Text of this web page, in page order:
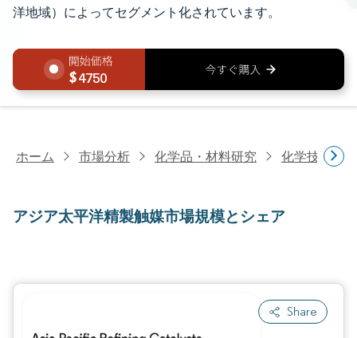
洋地域）によってセグメント化されています。
4750
ホーム 市場分析 化学品・材料研究 化学技術研究
アジア太平洋精製触媒市場規模とシェア
Share